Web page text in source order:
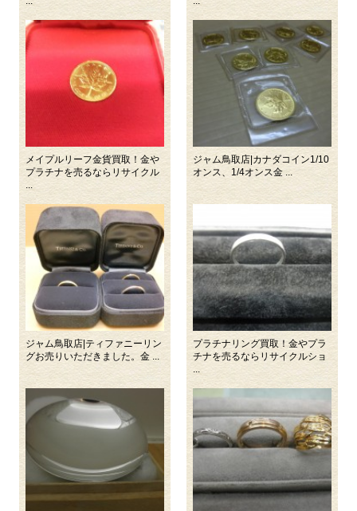
メイプルリーフ金貨買取！金や
プラチナを売るならリサイクル
...
ジャム鳥取店|カナダコイン1/10
オンス、1/4オンス金 ...
ジャム鳥取店|ティファニーリン
グお売りいただきました。金 ...
プラチナリング買取！金やプラ
チナを売るならリサイクルショ
...